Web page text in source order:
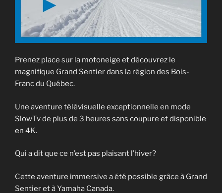
Prenez place sur la motoneige et découvrez le
magnifique Grand Sentier dans la région des Bois-
Franc du Québec.
Une aventure télévisuelle exceptionnelle en mode
SlowTv de plus de 3 heures sans coupure et disponible
en 4K.
Qui a dit que ce n’est pas plaisant l’hiver?
Cette aventure immersive a été possible grâce à Grand
Sentier et à Yamaha Canada.